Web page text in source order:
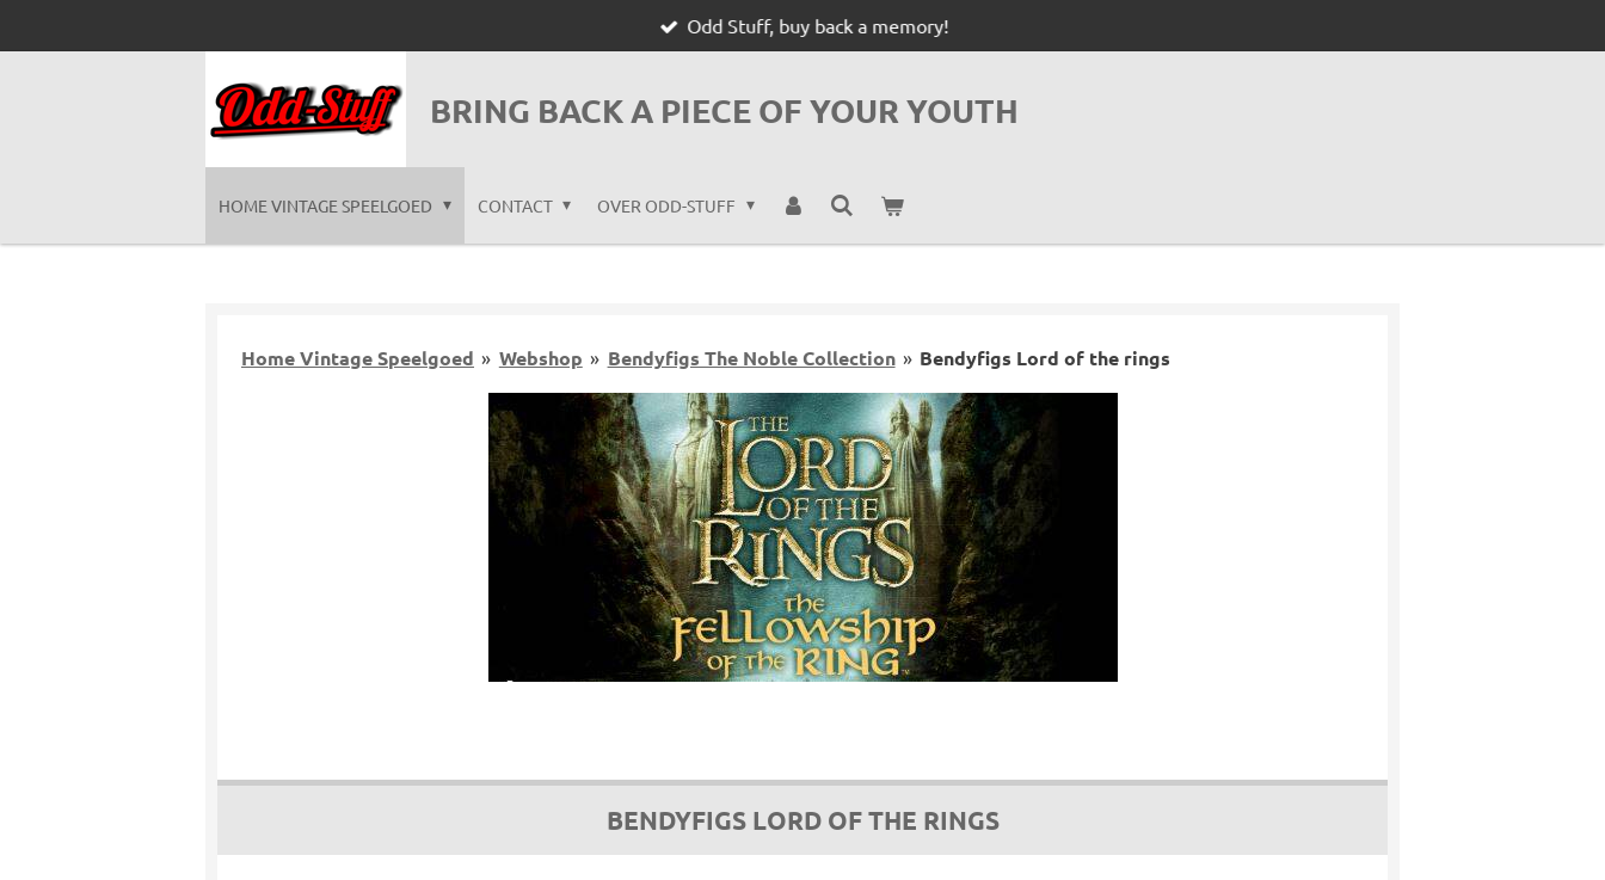
Odd Stuff, buy back a memory!
BRING BACK A PIECE OF YOUR YOUTH
HOME VINTAGE SPEELGOED CONTACT OVER ODD-STUFF
Home Vintage Speelgoed » Webshop » Bendyfigs The Noble Collection » Bendyfigs Lord of the rings
BENDYFIGS LORD OF THE RINGS